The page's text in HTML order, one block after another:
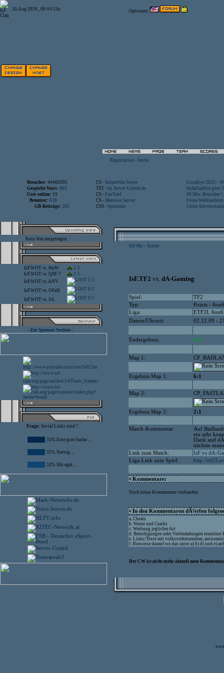
10.Aug.2026 , 09:04 Uhr Optionen:
Registration - Suche
Besucher: 44466395 CS - SniperWar Server
Goodbye 2025 –
Gespielte Wars: 803 TF2 - by Server-United.de
SofaDaddler goes
User online: 19 CS - FunYard
40 Mio. Beuscher
Benutzer: 618 CS - Mansion Server
Frohe
GB-Beiträge: 285 CSS - Spelunke Unser
Kein War eingetragen
IsF.WOT vs. HoW
2:1
IsF.WOT vs. QSF-7
2:1
IsF.WOT vs.ANV 1:2
IsF.WOT vs. OFaH 0:2
IsF.WOT vs. SA 0:2
- Zur Sponsor Section -
Frage: Social Links sind ?
33% Eine gute Sache ...
33% Nervig ...
33% Mir egal ...
IsF-Hp > Scores
IsF.TF2 vs. dA-Gaming
Spiel:
TF2
Typ:
Points - 6on6
Liga:
ETF2L
Datum/Uhrzeit:
02.12.09 -
Endergebnis: 6:0
Map 1:
Ergebnis Map 1: 6:1
Map 2:
Ergebnis Map 2: 2:1
Match-Kommentar:
Auf
ein sehr
Dank and
nächste
Link zum Match:
IsF vs dA-
Liga-Link zum Spiel:
http://
• Kommentare:
Noch keine Kommentare vorhanden
• In den Kommentaren dÃ¼rfen
a. Cheats
b. Warez und Cracks
c. Werbung jeglicher Art
d. Beleidigungen oder Verleumdungen einzelner
e. Links/Texte mit volksverhetzendem,
f. Hinweise darauf wo das unter a) b) d) und e)
Der CW ist nicht mehr aktuell neue